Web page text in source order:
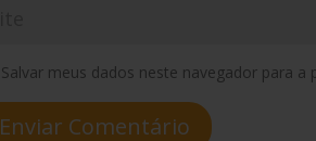
Salvar meus dados neste navegador para a
Enviar Comentário